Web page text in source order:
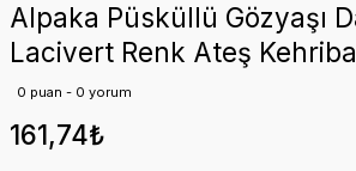
Alpaka Püsküllü Gözyaşı
Lacivert Renk Ateş
0 puan - 0 yorum
161,74₺